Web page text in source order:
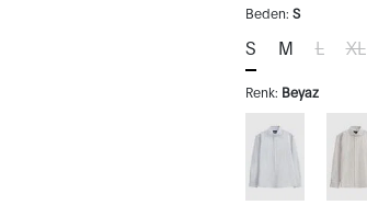
Beden: S
S M L XL
Renk: Beyaz